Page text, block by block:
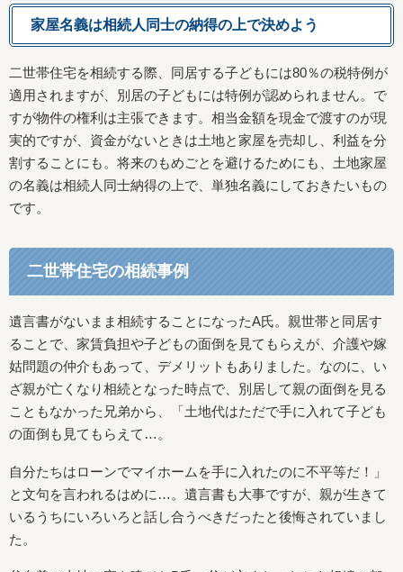
家屋名義は相続人同士の納得の上で決めよう
二世帯住宅を相続する際、同居する子どもには80％の税特例が
適用されますが、別居の子どもには特例が認められません。で
すが物件の権利は主張できます。相当金額を現金で渡すのが現
実的ですが、資金がないときは土地と家屋を売却し、利益を分
割することにも。将来のもめごとを避けるためにも、土地家屋
の名義は相続人同士納得の上で、単独名義にしておきたいもの
です。
二世帯住宅の相続事例
遺言書がないまま相続することになったA氏。親世帯と同居す
ることで、家賃負担や子どもの面倒を見てもらえが、介護や嫁
姑問題の仲介もあって、デメリットもありました。なのに、い
ざ親が亡くなり相続となった時点で、別居して親の面倒を見る
こともなかった兄弟から、「土地代はただで手に入れて子ども
の面倒も見てもらえて…。
自分たちはローンでマイホームを手に入れたのに不平等だ！」
と文句を言われるはめに…。遺言書も大事ですが、親が生きて
いるうちにいろいろと話し合うべきだったと後悔されていまし
た。